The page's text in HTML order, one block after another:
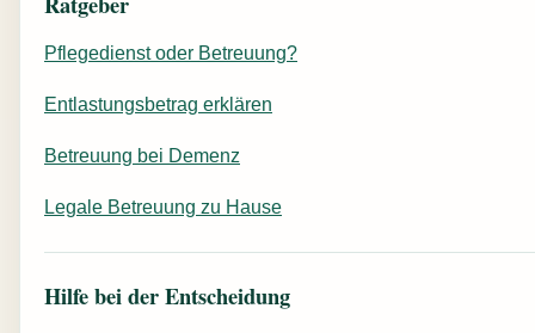
Pflegedienst oder Betreuung?
Entlastungsbetrag erklären
Betreuung bei Demenz
Legale Betreuung zu Hause
Hilfe bei der Entscheidung